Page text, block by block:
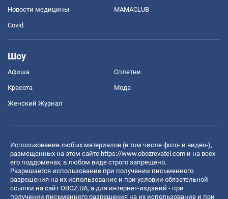
Новости медицины MAMACLUB
Covid
Шоу
Афиша Сплетни
Красота Мода
Женский Журнал
Использование любых материалов (в том числе фото- и видео-),
размещенных на этом сайте https://www.obozrevatel.com и на всех
его поддоменах, в любом виде строго запрещено.
Разрешается использование при получении письменного
разрешения на их использование и при условии обязательной
ссылки на сайт OBOZ.UA, а для интернет-изданий - при
получении письменного разрешения на их использование и при